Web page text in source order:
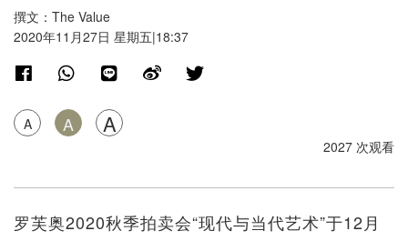
撰文：The Value
2020年11月27日 星期五|18:37
A A A
2027 次观看
罗芙奥2020秋季拍卖会“现代与当代艺术”于12月